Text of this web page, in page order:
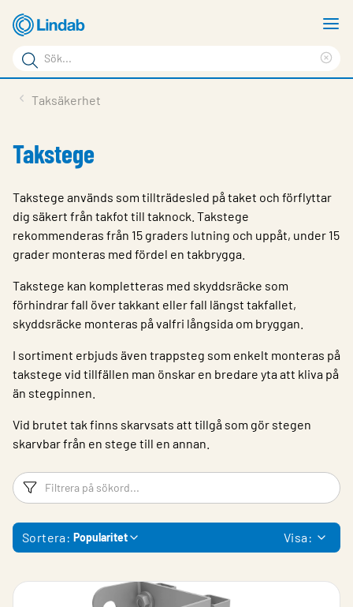
Hoppa
till
huvudinnehållet
Sökord
Sök
på
Service & Support
Om Lindab
Kontakt
Logga in
Choose languge
Sweden
Taksäkerhet
Takstege
Takstege används som tillträdesled på taket och förflyttar
dig säkert från takfot till taknock. Takstege
rekommenderas från 15 graders lutning och uppåt, under 15
grader monteras med fördel en takbrygga.
Takstege kan kompletteras med skyddsräcke som
förhindrar fall över takkant eller fall längst takfallet,
skyddsräcke monteras på valfri långsida om bryggan.
I sortiment erbjuds även trappsteg som enkelt monteras på
takstege vid tillfällen man önskar en bredare yta att kliva på
än stegpinnen.
Vid brutet tak finns skarvsats att tillgå som gör stegen
skarvbar från en stege till en annan.
Filtreringsord
Sortera: Popularitet Visa: